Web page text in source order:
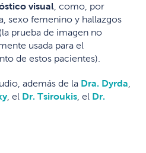
visual , como, por
sexo femenino y hallazgos
prueba de imagen no
usada para el
de estos pacientes).
además de la Dra. Dyrda
, el Dr. Tsiroukis el Dr.